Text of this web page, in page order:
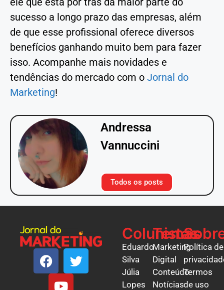
sucesso a longo prazo das empresas, além
de que esse profissional oferece diversos
benefícios ganhando muito bem para fazer
isso. Acompanhe mais novidades e
tendências do mercado com o Jornal do
Marketing!
Andressa
Vannuccini
Todos os posts
Colunistas
Eduardo
Silva
Júlia
Lopes
Temas
Marketing
Digital
Conteúdo
Notícias
Política de
Termos
de uso